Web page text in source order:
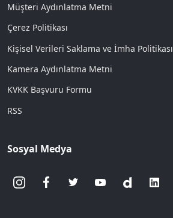
Müşteri Aydınlatma Metni
Çerez Politikası
Kişisel Verileri Saklama ve İmha Politikası
Kamera Aydınlatma Metni
KVKK Başvuru Formu
RSS
Sosyal Medya